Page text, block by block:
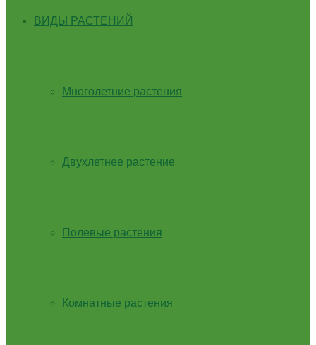
ВИДЫ РАСТЕНИЙ
Многолетние растения
Двухлетнее растение
Полевые растения
Комнатные растения